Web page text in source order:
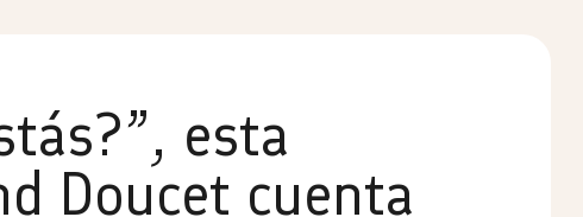
esta
Doucet cuenta